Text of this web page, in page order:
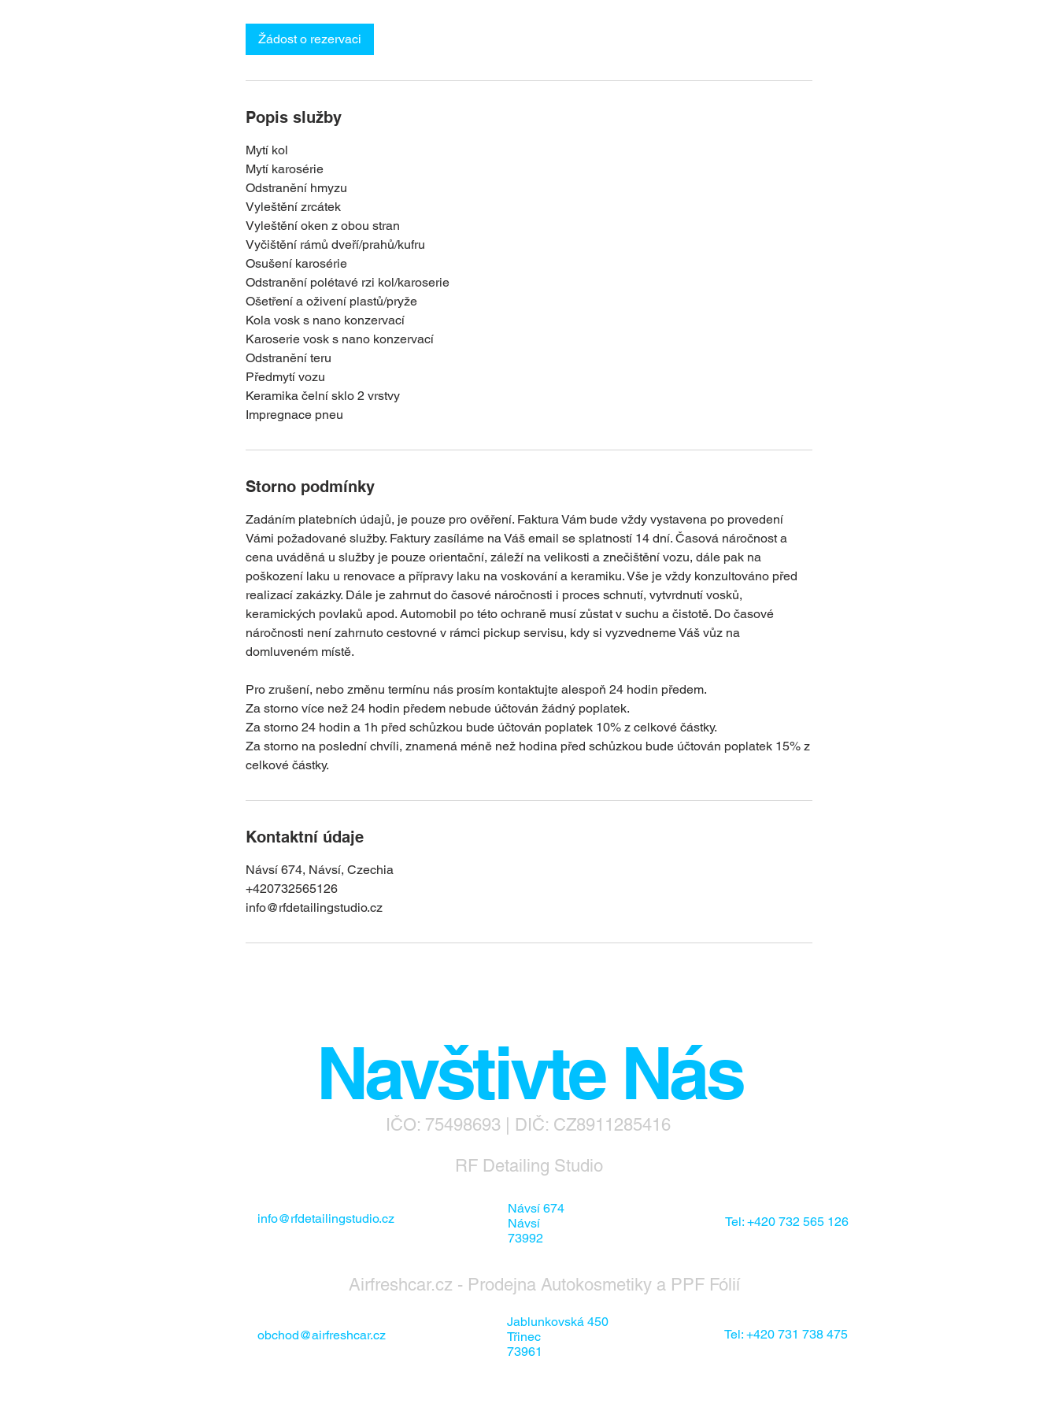
d
Žádost o rezervaci
Popis služby
Mytí kol
Mytí karosérie
Odstranění hmyzu
Vyleštění zrcátek
Vyleštění oken z obou stran
Vyčištění rámů dveří/prahů/kufru
Osušení karosérie
Odstranění polétavé rzi kol/karoserie
Ošetření a oživení plastů/pryže
Kola vosk s nano konzervací
Karoserie vosk s nano konzervací
Odstranění teru
Předmytí vozu
Keramika čelní sklo 2 vrstvy
Impregnace pneu
Storno podmínky
Zadáním platebních údajů, je pouze pro ověření. Faktura Vám bude vždy vystavena po provedení
Vámi požadované služby. Faktury zasíláme na Váš email se splatností 14 dní. Časová náročnost a
cena uváděná u služby je pouze orientační, záleží na velikosti a znečištění vozu, dále pak na
poškození laku u renovace a přípravy laku na voskování a keramiku. Vše je vždy konzultováno před
realizací zakázky. Dále je zahrnut do časové náročnosti i proces schnutí, vytvrdnutí vosků,
keramických povlaků apod. Automobil po této ochraně musí zůstat v suchu a čistotě. Do časové
náročnosti není zahrnuto cestovné v rámci pickup servisu, kdy si vyzvedneme Váš vůz na
domluveném místě.
Pro zrušení, nebo změnu termínu nás prosím kontaktujte alespoň 24 hodin předem.
Za storno více než 24 hodin předem nebude účtován žádný poplatek.
Za storno 24 hodin a 1h před schůzkou bude účtován poplatek 10% z celkové částky.
Za storno na poslední chvíli, znamená méně než hodina před schůzkou bude účtován poplatek 15% z
celkové částky.
Kontaktní údaje
Návsí 674, Návsí, Czechia
+420732565126
info@rfdetailingstudio.cz
Navštivte Nás
IČO: 75498693 | DIČ: CZ8911285416
RF Detailing Studio
info@rfdetailingstudio.cz
Návsí 674
Návsí
73992
Tel: +420 732 565 126
Airfreshcar.cz - Prodejna Autokosmetiky a PPF Fólií
obchod@airfreshcar.cz
Jablunkovská 450
Třinec
73961
Tel: +420 731 738 475